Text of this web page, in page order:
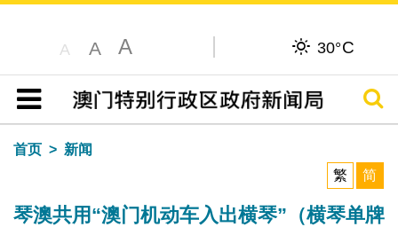
A A A 30°C
目录
搜寻
首页
新闻
繁
简
琴澳共用“澳门机动车入出横琴”（横琴单牌